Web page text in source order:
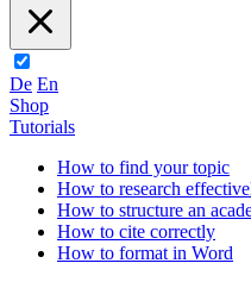
De En
Shop
Tutorials
How to find your topic
How to research
How to structure an
How to cite correctly
How to format in Word